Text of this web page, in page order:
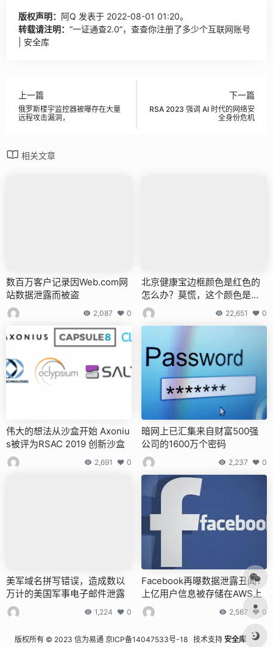
版权声明： 阿Q 发表于 2022-08-01 01:20。
转载请注明： “一证通查2.0”，查查你注册了多少个互联网账号
| 安全库
上一篇
俄罗斯楼宇监控器被曝存在大量
远程攻击漏洞，
下一篇
RSA 2023 强调 AI 时代的网络安
全身份危机
相关文章
数百万客户记录因Web.com网
站数据泄露而被盗
2,087 0
北京健康宝边框颜色是红色的
怎么办？莫慌，这个颜色是随
机的！
22,651 0
伟大的想法从沙盒开始 Axoniu
s被评为RSAC 2019 创新沙盒
2,691 0
暗网上已汇集来自财富500强
公司的1600万个密码
2,237 0
美军域名拼写错误，造成数以
万计的美国军事电子邮件泄露
1,224 0
Facebook再曝数据泄露丑闻：
上亿用户信息被存储在AWS上
2,567 0
版权所有 © 2023 信为易通 京ICP备14047533号-18 技术支持 安全库